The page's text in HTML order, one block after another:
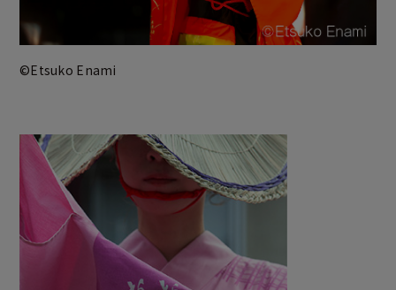
©Etsuko Enami